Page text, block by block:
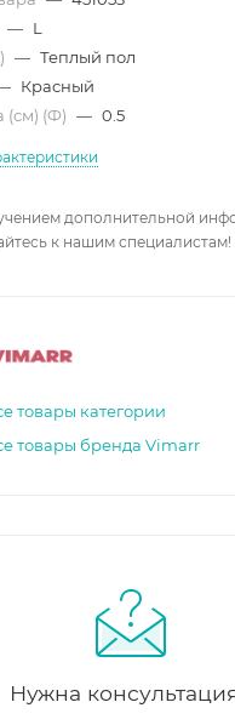
— L
— Теплый пол
Красный
(см) (Ф) — 0.5
дополнительной
к нашим специалистам!
товары категории
товары бренда Vimarr
Нужна